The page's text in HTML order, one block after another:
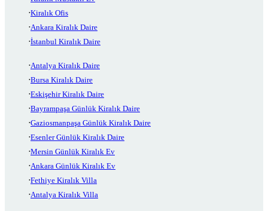
Kiralık Ofis
Ankara Kiralık Daire
İstanbul Kiralık Daire
Antalya Kiralık Daire
Bursa Kiralık Daire
Eskişehir Kiralık Daire
Bayrampaşa Günlük Kiralık Daire
Gaziosmanpaşa Günlük Kiralık Daire
Esenler Günlük Kiralık Daire
Mersin Günlük Kiralık Ev
Ankara Günlük Kiralık Ev
Fethiye Kiralık Villa
Antalya Kiralık Villa